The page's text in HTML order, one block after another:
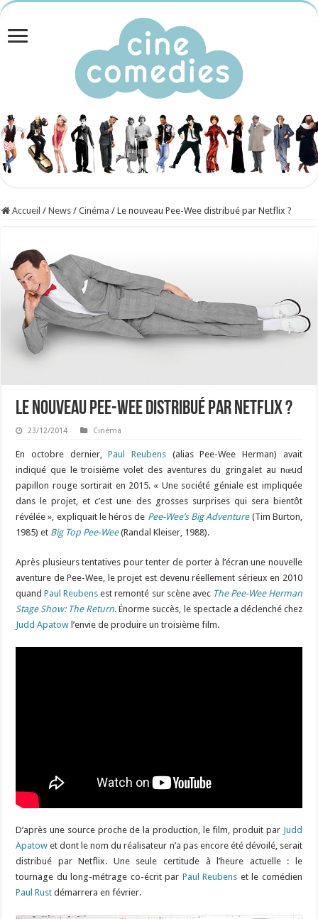
Accueil / News / Cinéma / Le nouveau Pee-Wee distribué par Netflix ?
Le nouveau Pee-Wee distribué par Netflix ?
23/12/2014 Cinéma
En octobre dernier,Paul Reubens (alias Pee-Wee Herman) avait
indiqué que le troisième volet des aventures du gringalet au nœud
papillon rouge sortirait en 2015. « Une société géniale est impliquée
dans le projet, et c’est une des grosses surprises qui sera bientôt
révélée », expliquait le héros de Pee-Wee’s Big Adventure(Tim Burton,
1985) et Big Top Pee-Wee(Randal Kleiser, 1988).
Après plusieurs tentatives pour tenter de porter à l’écran une nouvelle
aventure de Pee-Wee, le projet est devenu réellement sérieux en 2010
quandPaul Reubens est remonté sur scène avec The Pee-Wee Herman
Stage Show: The Return. Énorme succès, le spectacle a déclenché chez
Judd Apatow l’envie de produire un troisième film.
D’après une source proche de la production, le film, produit par Judd
Apatow et dont le nom du réalisateur n’a pas encore été dévoilé, serait
distribué par Netflix. Une seule certitude à l’heure actuelle : le
tournage du long-métrage co-écrit par Paul Reubens et le comédien
Paul Rust démarrera en février.